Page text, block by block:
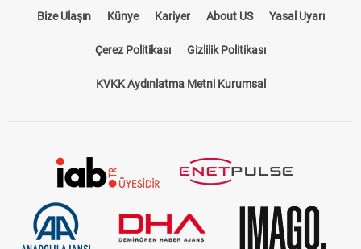
Bize Ulaşın Künye Kariyer About US Yasal Uyarı
Çerez Politikası Gizlilik Politikası
KVKK Aydınlatma Metni Kurumsal